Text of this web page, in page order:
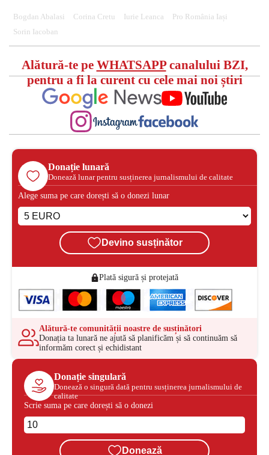
Bogdan Abalasi Corina Cretu Iurie Leanca
Pro România Iași
Sorin Iacoban
Alătură-te pe WHATSAPPcanalului BZI,
pentru a fi la curent cu cele mai noi știri
Donație lunară
Donează lunar pentru susținerea jurnalismului de calitate
Alege suma pe care dorești să o donezi lunar
Devino susținător
Plată sigură și protejată
Alătură-te comunității noastre de susținători
Donația ta lunară ne ajută să planificăm și să continuăm să
informăm corect și echidistant
Donație singulară
Donează o singură dată pentru susținerea jurnalismului de
calitate
Scrie suma pe care dorești să o donezi
Donează